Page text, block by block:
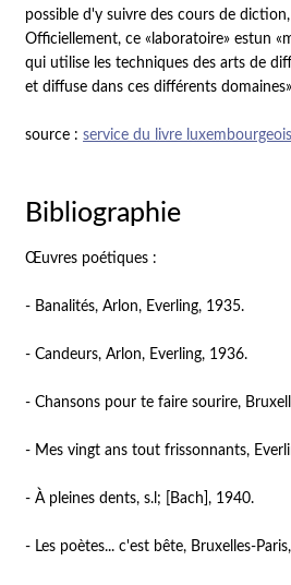
possible d'y suivre des cours de
Officiellement, ce «laboratoire» estun
qui utilise les techniques des arts de
et diffuse dans ces différents
source :service du livre luxembourgeois
Bibliographie
Œuvres poétiques :
- Banalités, Arlon, Everling, 1935.
- Candeurs, Arlon, Everling, 1936.
- Chansons pour te faire sourire,
- Mes vingt ans tout frissonnants,
- À pleines dents, s.l; [Bach], 1940.
- Les poètes... c'est bête, Bruxelles-